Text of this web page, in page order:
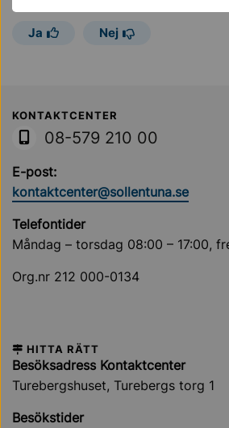
Ja Nej
Sollentuna Kommun
KONTAKTCENTER
08-579 210 00
E-post:
kontaktcenter@sollentuna.se
Telefontider
Måndag – torsdag 08:00 – 17:00,
Org.nr 212 000-0134
HITTA RÄTT
Besöksadress Kontaktcenter
Turebergshuset, Turebergs torg 1
Besökstider